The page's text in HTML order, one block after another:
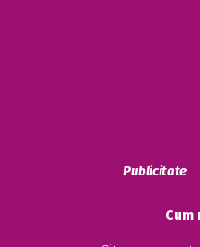
Publicitate